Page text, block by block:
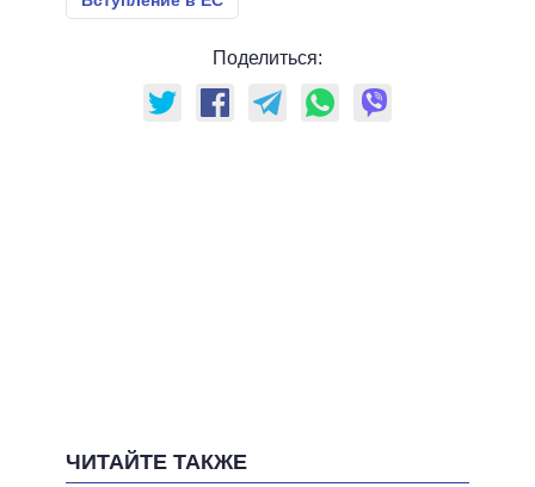
Поделиться:
ЧИТАЙТЕ ТАКЖЕ